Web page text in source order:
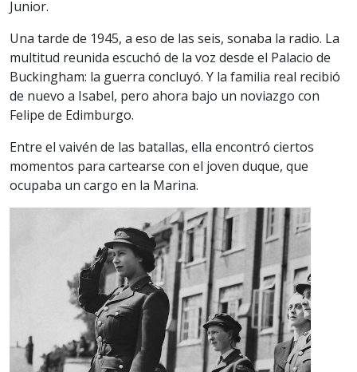
Junior.
Una tarde de 1945, a eso de las seis, sonaba la radio. La
multitud reunida escuchó de la voz desde el Palacio de
Buckingham: la guerra concluyó. Y la familia real recibió
de nuevo a Isabel, pero ahora bajo un noviazgo con
Felipe de Edimburgo.
Entre el vaivén de las batallas, ella encontró ciertos
momentos para cartearse con el joven duque, que
ocupaba un cargo en la Marina.